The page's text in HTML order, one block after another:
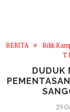
BERITA Bilik
T
DUDUK
29